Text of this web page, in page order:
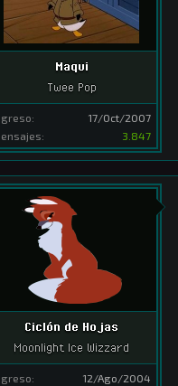
Maqui
Twee Pop
17/Oct/2007
3.847
Ciclón de Hojas
Moonlight Ice Wizzard
12/Ago/2004